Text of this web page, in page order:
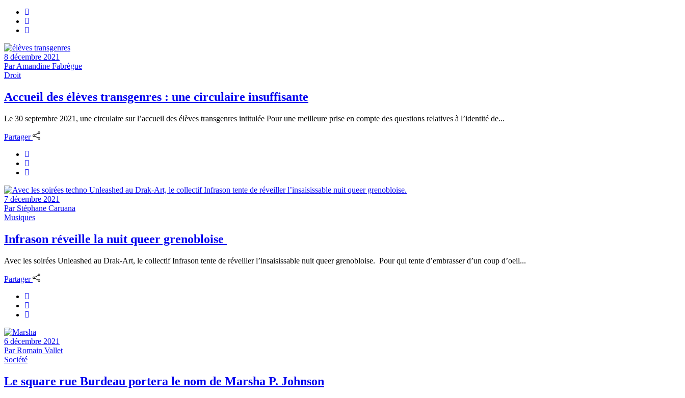
8 décembre 2021
ParAmandine Fabrègue
Droit
Accueil des élèves transgenres : une circulaire insuffisante
Le 30 septembre 2021, une circulaire sur l’accueil des élèves transgenres intitulée Pour une meilleure prise en compte des questions relatives à l’identité de...
Partager
7 décembre 2021
Par Stéphane Caruana
Musiques
Infrason réveille la nuit queer grenobloise
Avec les soirées Unleashed au Drak-Art, le collectif Infrason tente de réveiller l’insaisissable nuit queer grenobloise. Pour qui tente d’embrasser d’un coup d’oeil...
Partager
6 décembre 2021
ParRomain Vallet
Société
Le square rue Burdeau portera le nom de Marsha P. Johnson